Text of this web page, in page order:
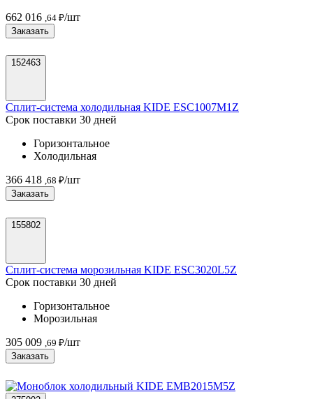
662 016 ,64 ₽/шт
Заказать
152463
Сплит-система холодильная KIDE ESC1007M1Z
Срок поставки 30 дней
Горизонтальное
Холодильная
366 418 ,68 ₽/шт
Заказать
155802
Сплит-система морозильная KIDE ESC3020L5Z
Срок поставки 30 дней
Горизонтальное
Морозильная
305 009 ,69 ₽/шт
Заказать